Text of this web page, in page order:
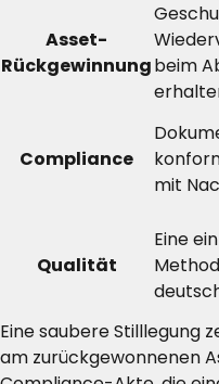
Asset-
Rückgewinnungbeim
Compliance
mit
Qualität
Eine
Eine saubere Stilllegung
am zurückgewonnenen